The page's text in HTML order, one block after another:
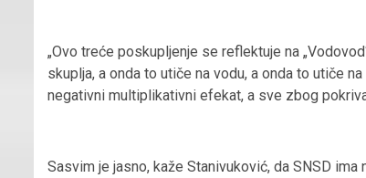
„Ovo treće poskupljenje se reflektuje na
skuplja, a onda to utiče na vodu, a onda to utiče
negativni multiplikativni efekat, a sve zbog
Sasvim je jasno, kaže Stanivuković, da SNSD